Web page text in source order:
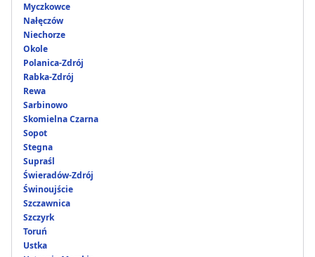
Myczkowce
Nałęczów
Niechorze
Okole
Polanica-Zdrój
Rabka-Zdrój
Rewa
Sarbinowo
Skomielna Czarna
Sopot
Stegna
Supraśl
Świeradów-Zdrój
Świnoujście
Szczawnica
Szczyrk
Toruń
Ustka